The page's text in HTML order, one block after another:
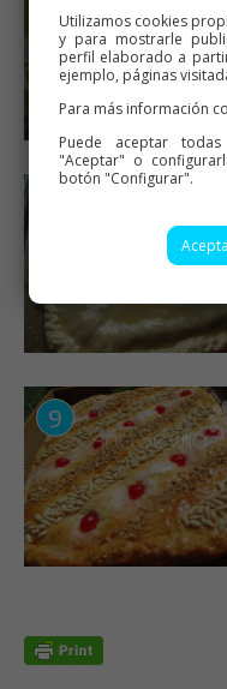
Utilizamos cookies
y para mostrarle
perfil elaborado a
ejemplo, páginas
Para más información
Puede aceptar
"Aceptar" o
botón "Configurar".